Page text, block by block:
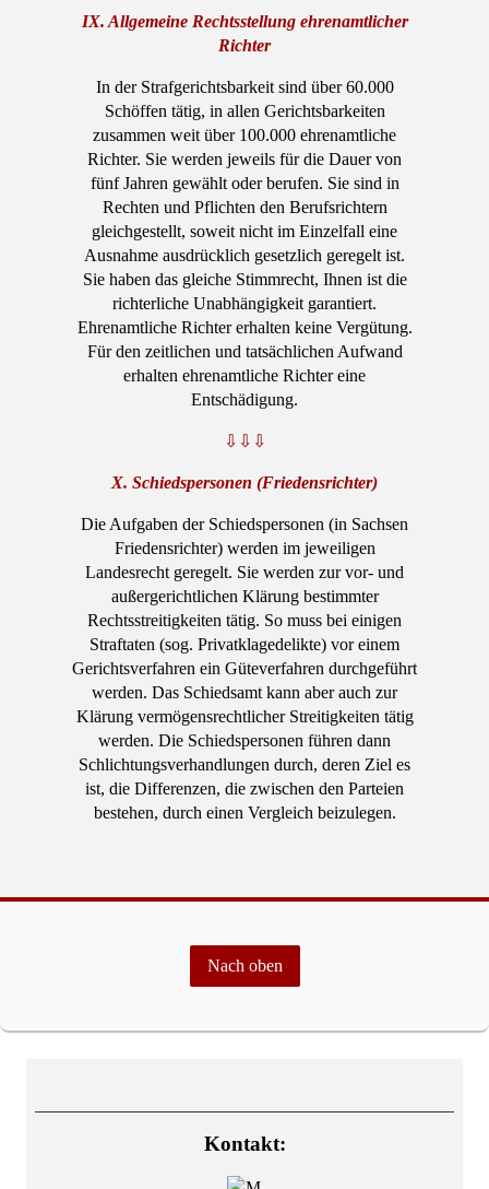
IX. Allgemeine Rechtsstellung ehrenamtlicher
Richter
In der Strafgerichtsbarkeit sind über 60.000
Schöffen tätig, in allen Gerichtsbarkeiten
zusammen weit über 100.000 ehrenamtliche
Richter. Sie werden jeweils für die Dauer von
fünf Jahren gewählt oder berufen. Sie sind in
Rechten und Pflichten den Berufsrichtern
gleichgestellt, soweit nicht im Einzelfall eine
Ausnahme ausdrücklich gesetzlich geregelt ist.
Sie haben das gleiche Stimmrecht, Ihnen ist die
richterliche Unabhängigkeit garantiert.
Ehrenamtliche Richter erhalten keine Vergütung.
Für den zeitlichen und tatsächlichen Aufwand
erhalten ehrenamtliche Richter eine
Entschädigung.
⇩⇩⇩
X. Schiedspersonen (Friedensrichter)
Die Aufgaben der Schiedspersonen (in Sachsen
Friedensrichter) werden im jeweiligen
Landesrecht geregelt. Sie werden zur vor- und
außergerichtlichen Klärung bestimmter
Rechtsstreitigkeiten tätig. So muss bei einigen
Straftaten (sog. Privatklagedelikte) vor einem
Gerichtsverfahren ein Güteverfahren durchgeführt
werden. Das Schiedsamt kann aber auch zur
Klärung vermögensrechtlicher Streitigkeiten tätig
werden. Die Schiedspersonen führen dann
Schlichtungsverhandlungen durch, deren Ziel es
ist, die Differenzen, die zwischen den Parteien
bestehen, durch einen Vergleich beizulegen.
Nach oben
Kontakt: